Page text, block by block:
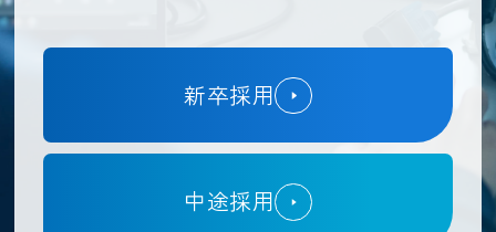
新卒採用
中途採用